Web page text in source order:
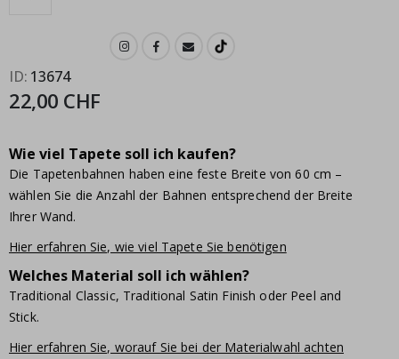
ID 13674
22,00 CHF
Wie viel Tapete soll ich kaufen?
Die Tapetenbahnen haben eine feste Breite von 60 cm –
wählen Sie die Anzahl der Bahnen entsprechend der Breite
Ihrer Wand.
Hier erfahren Sie, wie viel Tapete Sie benötigen
Welches Material soll ich wählen?
Traditional Classic, Traditional Satin Finish oder Peel and
Stick.
Hier erfahren Sie, worauf Sie bei der Materialwahl achten